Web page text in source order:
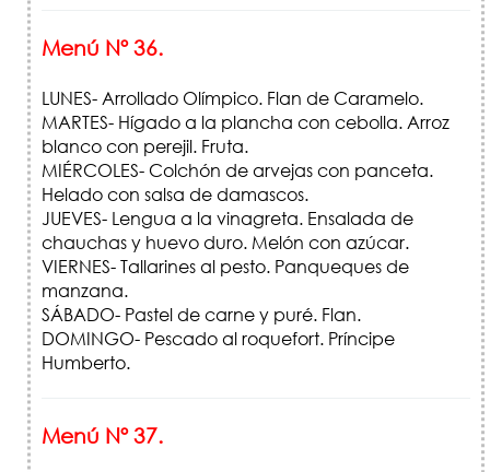
Menú Nº 36.
LUNES- Arrollado Olímpico. Flan de Caramelo.
MARTES- Hígado a la plancha con cebolla. Arroz
blanco con perejil. Fruta.
MIÉRCOLES- Colchón de arvejas con panceta.
Helado con salsa de damascos.
JUEVES- Lengua a la vinagreta. Ensalada de
chauchas y huevo duro. Melón con azúcar.
VIERNES- Tallarines al pesto. Panqueques de
manzana.
SÁBADO- Pastel de carne y puré. Flan.
DOMINGO- Pescado al roquefort. Príncipe
Humberto.
Menú Nº 37.